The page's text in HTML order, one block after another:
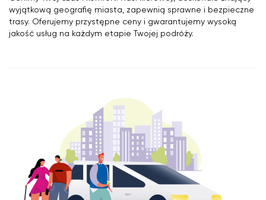
wyjątkową geografię miasta, zapewnią sprawne i bezpieczne
trasy. Oferujemy przystępne ceny i gwarantujemy wysoką
jakość usług na każdym etapie Twojej podróży.